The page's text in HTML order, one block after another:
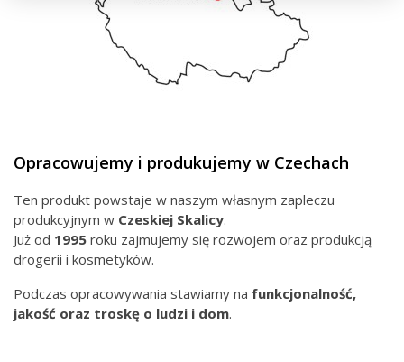
Opracowujemy i produkujemy w Czechach
Ten produkt powstaje w naszym własnym zapleczu
produkcyjnym w Czeskiej Skalicy.
Już od 1995 roku zajmujemy się rozwojem oraz produkcją
drogerii i kosmetyków.
Podczas opracowywania stawiamy na funkcjonalność,
jakość oraz troskę o ludzi i dom.